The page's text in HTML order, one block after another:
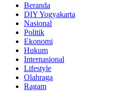
Beranda
DIY Yogyakarta
Nasional
Politik
Ekonomi
Hukum
Internasional
Lifestyle
Olahraga
Ragam